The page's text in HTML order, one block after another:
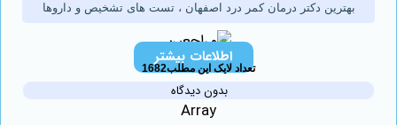
دکتر درمان کمر درد اصفهان ، تست های تشخیص و داروها
اطلاعات بیشتر
تعداد لایک این مطلب1682
بدون دیدگاه